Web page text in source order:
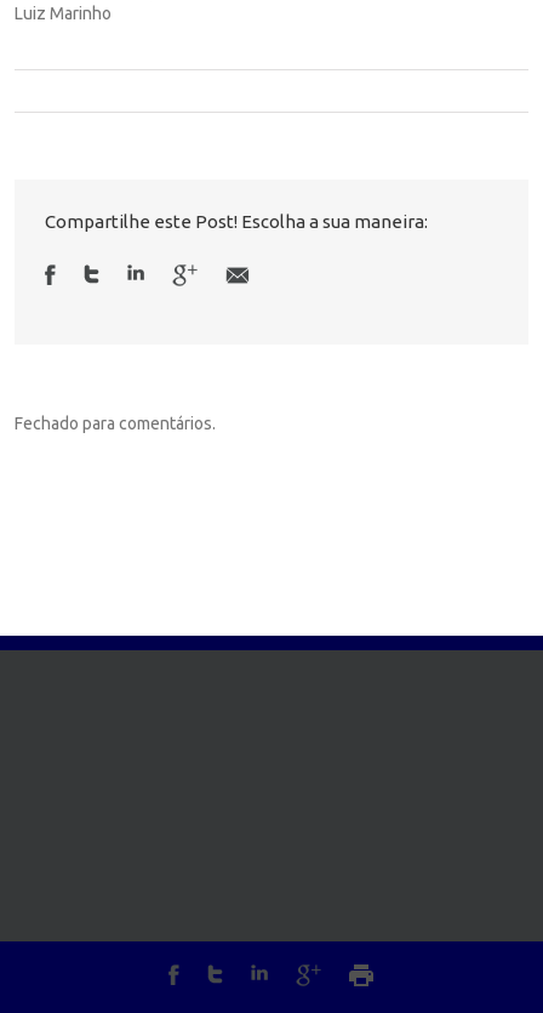
Luiz Marinho
Compartilhe este Post! Escolha a sua maneira:
Fechado para comentários.